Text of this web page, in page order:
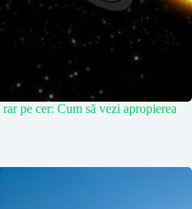
pe cer: Cum să vezi apropierea